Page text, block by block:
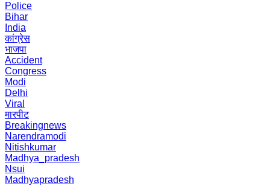
Police
Bihar
India
कांग्रेस
भाजपा
Accident
Congress
Modi
Delhi
Viral
मारपीट
Breakingnews
Narendramodi
Nitishkumar
Madhya_pradesh
Nsui
Madhyapradesh